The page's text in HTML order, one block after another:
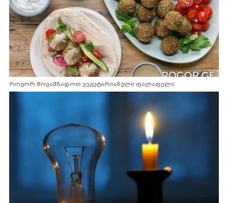
როგორ მოვამზადოთ ვეგეტარიანული ფალაფელი